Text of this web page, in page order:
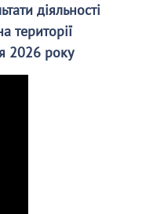
діяльності
території
2026 року